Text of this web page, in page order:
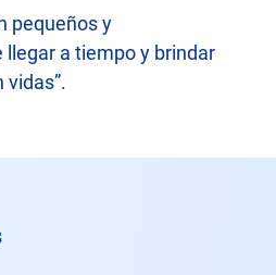
pequeños y
a tiempo y brindar